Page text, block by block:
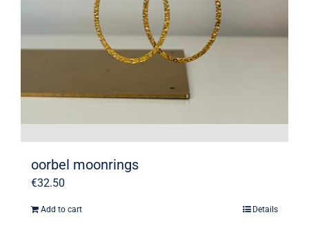
oorbel moonrings
€32.50
Add to cart Details